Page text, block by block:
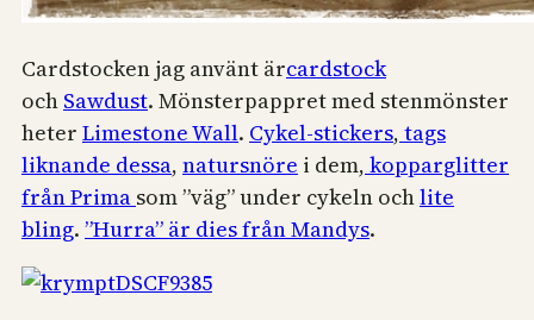
Cardstocken jag använt ärcardstock
och Sawdust. Mönsterpappret med stenmönster
heter Limestone Wall. Cykel-stickers, tags
liknande dessa, natursnöre i dem, kopparglitter
från Prima som ”väg” under cykeln ochlite
bling. ”Hurra” är dies från Mandys.